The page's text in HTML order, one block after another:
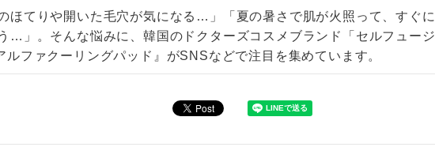
ほてりや開いた毛穴が気になる…」「夏の暑さで肌が火照って、すぐに
…」。そんな悩みに、韓国のドクターズコスメブランド「セルフュージ
ルファクーリングパッド』がSNSなどで注目を集めています。